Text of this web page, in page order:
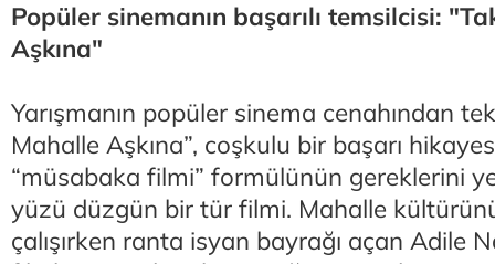
Popüler sinemanın başarılı temsilcisi:
Aşkına"
Yarışmanın popüler sinema cenahından
Mahalle Aşkına”, coşkulu bir başarı
“müsabaka filmi” formülünün gereklerini
yüzü düzgün bir tür filmi. Mahalle
çalışırken ranta isyan bayrağı açan Adile